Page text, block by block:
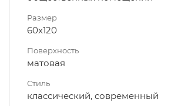
Размер
60x120
Поверхность
матовая
Стиль
классический, современный